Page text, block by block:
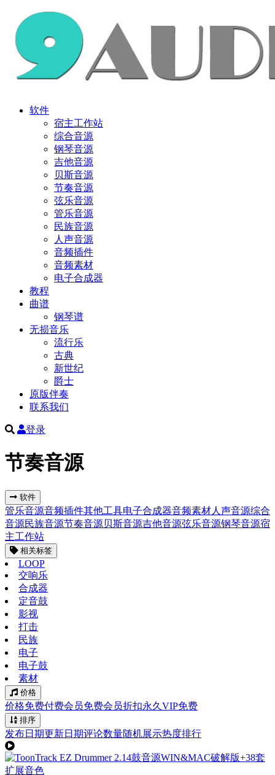
软件
宿主工作站
综合音源
钢琴音源
吉他音源
贝斯音源
节奏音源
弦乐音源
管乐音源
民族音源
人声音源
音频插件
音频素材
电子合成器
教程
曲谱
钢琴谱
无损音乐
流行乐
古典
新世纪
爵士
原版伴奏
联系我们
登录
节奏音源
软件
管乐音源音频插件其他工具电子合成器音频素材人声音源综合
音源民族音源节奏音源贝斯音源吉他音源弦乐音源钢琴音源宿
主工作站
相关标签
LOOP
交响乐
合成器
定音鼓
影视
打击
民族
电子
电子鼓
素材
价格
价格免费付费会员免费会员折扣永久VIP免费
排序
发布日期更新日期评论数量随机展示热度排行